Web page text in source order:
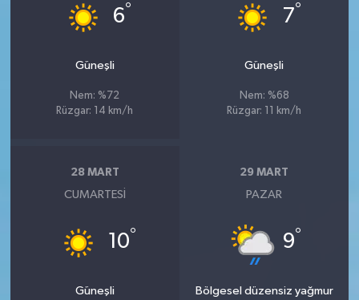
6°
Güneşli
Nem: %72
Rüzgar: 14 km/h
7°
Güneşli
Nem: %68
Rüzgar: 11 km/h
28 MART
CUMARTESI
10°
Güneşli
29 MART
PAZAR
9°
Bölgesel düzensiz yağmur